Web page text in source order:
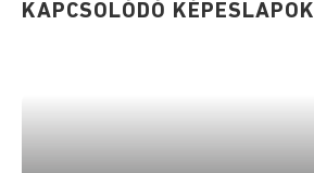
KAPCSOLÓDÓ KÉPESLAPOK